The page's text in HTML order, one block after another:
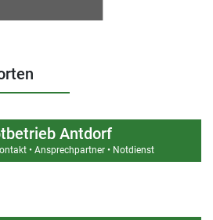
Antdorf
• Ansprechpartner • Notdienst